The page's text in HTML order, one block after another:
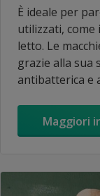
È ideale per
utilizzati, come
letto. Le
grazie alla sua
antibatterica e
Maggiori